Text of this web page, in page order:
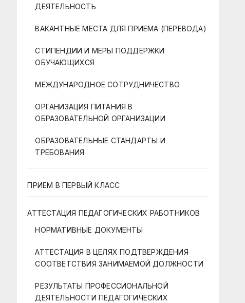
ДЕЯТЕЛЬНОСТЬ
ВАКАНТНЫЕ МЕСТА ДЛЯ ПРИЕМА (ПЕРЕВОДА)
СТИПЕНДИИ И МЕРЫ ПОДДЕРЖКИ
ОБУЧАЮЩИХСЯ
МЕЖДУНАРОДНОЕ СОТРУДНИЧЕСТВО
ОРГАНИЗАЦИЯ ПИТАНИЯ В
ОБРАЗОВАТЕЛЬНОЙ ОРГАНИЗАЦИИ
ОБРАЗОВАТЕЛЬНЫЕ СТАНДАРТЫ И
ТРЕБОВАНИЯ
ПРИЕМ В ПЕРВЫЙ КЛАСС
АТТЕСТАЦИЯ ПЕДАГОГИЧЕСКИХ РАБОТНИКОВ
НОРМАТИВНЫЕ ДОКУМЕНТЫ
АТТЕСТАЦИЯ В ЦЕЛЯХ ПОДТВЕРЖДЕНИЯ
СООТВЕТСТВИЯ ЗАНИМАЕМОЙ ДОЛЖНОСТИ
РЕЗУЛЬТАТЫ ПРОФЕССИОНАЛЬНОЙ
ДЕЯТЕЛЬНОСТИ ПЕДАГОГИЧЕСКИХ